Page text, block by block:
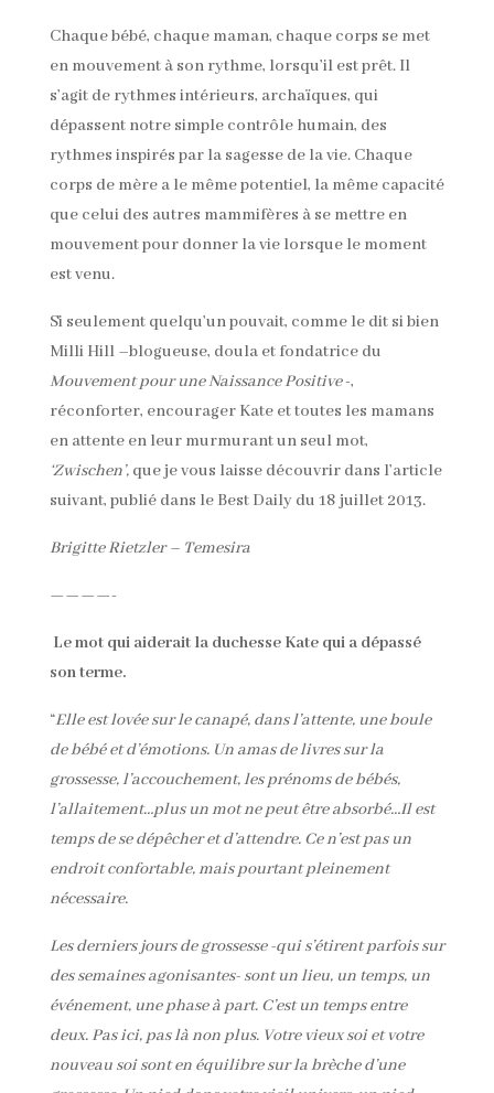
Chaque bébé, chaque maman, chaque corps se met
en mouvement à son rythme, lorsqu’il est prêt. Il
s’agit de rythmes intérieurs, archaïques, qui
dépassent notre simple contrôle humain, des
rythmes inspirés par la sagesse de la vie. Chaque
corps de mère a le même potentiel, la même capacité
que celui des autres mammifères à se mettre en
mouvement pour donner la vie lorsque le moment
est venu.
Si seulement quelqu’un pouvait, comme le dit si bien
Milli Hill –blogueuse, doula et fondatrice du
Mouvement pour une Naissance Positive-,
réconforter, encourager Kate et toutes les mamans
en attente en leur murmurant un seul mot,
‘Zwischen’, que je vous laisse découvrir dans l’article
suivant, publié dans le Best Daily du 18 juillet 2013.
Brigitte Rietzler – Temesira
————-
Le mot qui aiderait la duchesse Kate qui a dépassé
son terme.
“Elle est lovée sur le canapé, dans l’attente, une boule
de bébé et d’émotions. Un amas de livres sur la
grossesse, l’accouchement, les prénoms de bébés,
l’allaitement…plus un mot ne peut être absorbé…Il est
temps de se dépêcher et d’attendre. Ce n’est pas un
endroit confortable, mais pourtant pleinement
nécessaire.
Les derniers jours de grossesse -qui s’étirent parfois sur
des semaines agonisantes- sont un lieu, un temps, un
événement, une phase à part. C’est un temps entre
deux. Pas ici, pas là non plus. Votre vieux soi et votre
nouveau soi sont en équilibre sur la brèche d’une